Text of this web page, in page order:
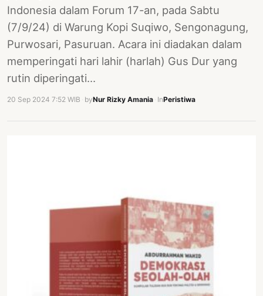
Indonesia dalam Forum 17-an, pada Sabtu
(7/9/24) di Warung Kopi Suqiwo, Sengonagung,
Purwosari, Pasuruan. Acara ini diadakan dalam
memperingati hari lahir (harlah) Gus Dur yang
rutin diperingati…
20 Sep 2024 7:52 WIB byNur Rizky Amania InPeristiwa